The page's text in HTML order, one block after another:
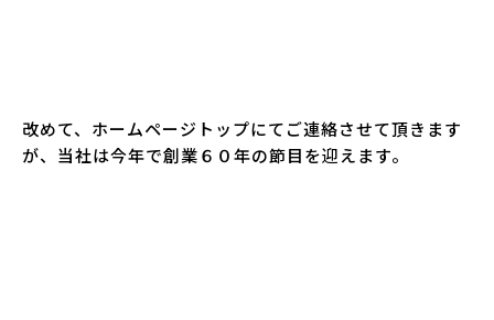
改めて、ホームページトップにてご連絡させて頂きます
が、当社は今年で創業６０年の節目を迎えます。